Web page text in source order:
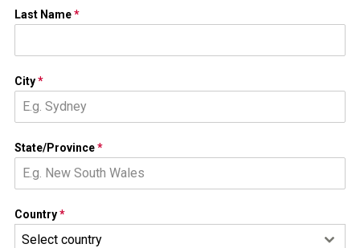
Last Name*
City*
State/Province*
Country*
Select country